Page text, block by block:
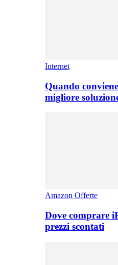
Internet
Quando
migliore
Amazon Offerte
Dove comprare
prezzi scontati